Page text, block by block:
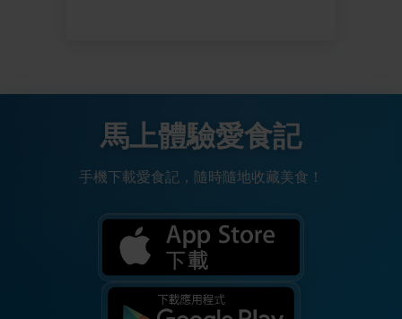
馬上體驗愛食記
手機下載愛食記，隨時隨地收藏美食！